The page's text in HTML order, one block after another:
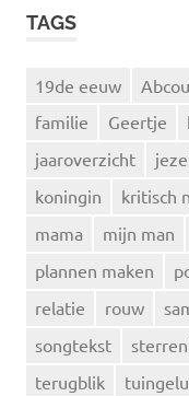
TAGS
19de eeuw
familie
Geertje
jaaroverzicht
koningin
kritisch
mama
mijn man
plannen maken
relatie
rouw
songtekst
terugblik